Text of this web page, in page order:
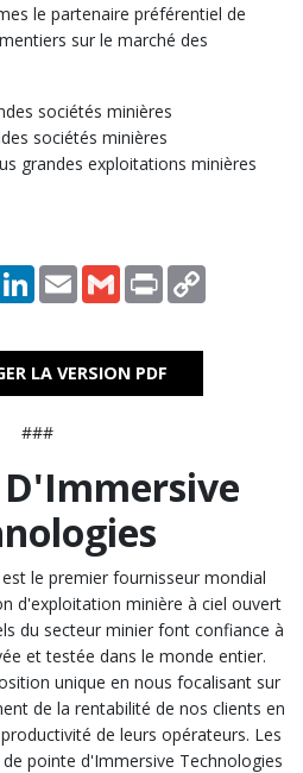
le partenaire préférentiel de
sur le marché des
sociétés minières
sociétés minières
grandes exploitations minières
LinkedInEmail Gmail Print
LA VERSION PDF
###
le premier fournisseur mondial
d'exploitation minière à ciel ouvert
du secteur minier font confiance à
et testée dans le monde entier.
unique en nous focalisant sur
de la rentabilité de nos clients en
de leurs opérateurs. Les
pointe d'Immersive Technologies